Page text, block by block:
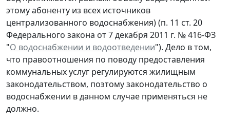
этому абоненту из всех источников
централизованного водоснабжения) (п. 11 ст. 20
Федерального закона от 7 декабря 2011 г. № 416-ФЗ
"О водоснабжении и водоотведении"). Дело в том,
что правоотношения по поводу предоставления
коммунальных услуг регулируются жилищным
законодательством, поэтому законодательство о
водоснабжении в данном случае применяться не
должно.